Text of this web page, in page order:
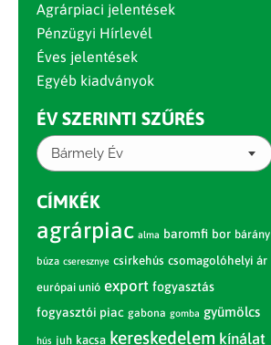
Agrárpiaci jelentések
Pénzügyi Hírlevél
Éves jelentések
Egyéb kiadványok
ÉV SZERINTI SZŰRÉS
Bármely Év
CÍMKÉK
agrárpiac alma baromfi bor bárány
búza cseresznye csirkehús csomagolóhelyi ár
európai unió export fogyasztás
fogyasztói piac gabona gomba gyümölcs
hús juh kacsa kereskedelem kínálat